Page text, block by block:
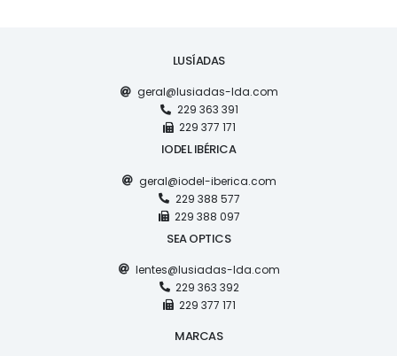
LUSÍADAS
geral@lusiadas-lda.com
229 363 391
229 377 171
IODEL IBÉRICA
geral@iodel-iberica.com
229 388 577
229 388 097
SEA OPTICS
lentes@lusiadas-lda.com
229 363 392
229 377 171
MARCAS